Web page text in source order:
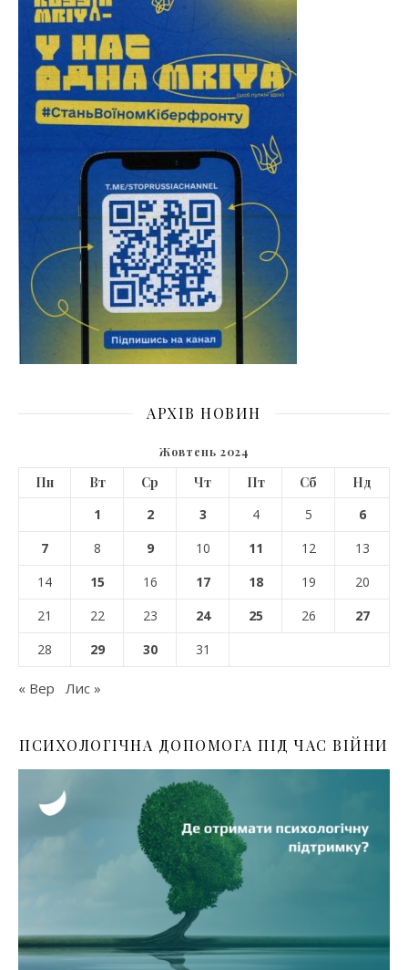
АРХІВ НОВИН
Жовтень 2024
Пн Вт Ср Чт Пт Сб
Нд
1
2 3 4 5
6
7
8 9 10 11 12
13
14
15 16 17 18 19
20
21
22 23 24 25 26
27
28
29 30 31
« Вер Лис »
ПСИХОЛОГІЧНА ДОПОМОГА ПІД ЧАС ВІЙНИ